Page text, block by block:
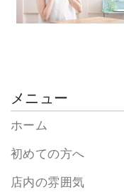
メニュー
ホーム
初めての方へ
店内の雰囲気